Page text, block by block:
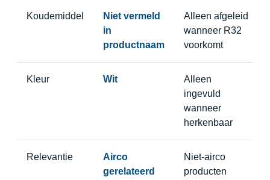
Koudemiddel
Niet vermeld
in
productnaam
Alleen afgeleid
wanneer R32
voorkomt
Kleur Wit
Alleen
ingevuld
wanneer
herkenbaar
Relevantie
Airco
gerelateerd
Niet-airco
producten